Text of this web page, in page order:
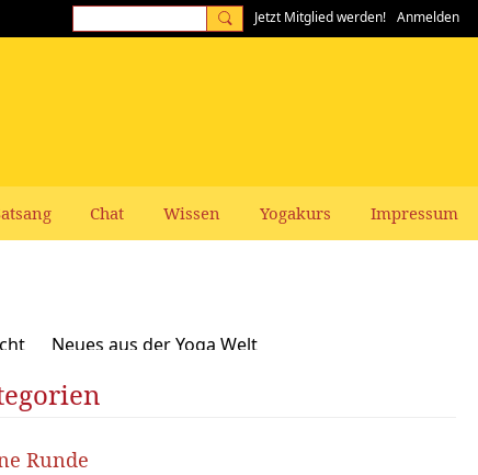
Jetzt Mitglied werden! Anmelden
Chat Wissen Yogakurs Impressum
Neues aus der Yoga Welt
Themen
Runde